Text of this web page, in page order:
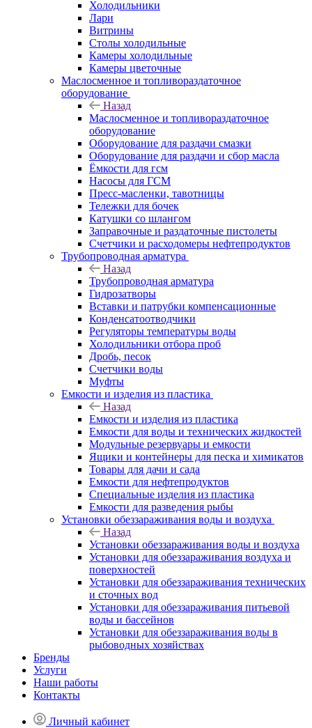
Холодильники
Лари
Витрины
Столы холодильные
Камеры холодильные
Камеры цветочные
Маслосменное и топливораздаточное
оборудование
Назад
Маслосменное и топливораздаточное
оборудование
Оборудование для раздачи смазки
Оборудование для раздачи и сбор масла
Ёмкости для гсм
Насосы для ГСМ
Пресс-масленки, тавотницы
Тележки для бочек
Катушки со шлангом
Заправочные и раздаточные пистолеты
Счетчики и расходомеры нефтепродуктов
Трубопроводная арматура
Назад
Трубопроводная арматура
Гидрозатворы
Вставки и патрубки компенсационные
Конденсатоотводчики
Регуляторы температуры воды
Холодильники отбора проб
Дробь, песок
Счетчики воды
Муфты
Емкости и изделия из пластика
Назад
Емкости и изделия из пластика
Емкости для воды и технических жидкостей
Модульные резервуары и емкости
Ящики и контейнеры для песка и химикатов
Товары для дачи и сада
Емкости для нефтепродуктов
Специальные изделия из пластика
Емкости для разведения рыбы
Установки обеззараживания воды и воздуха
Назад
Установки обеззараживания воды и воздуха
Установки для обеззараживания воздуха и
поверхностей
Установки для обеззараживания технических
и сточных вод
Установки для обеззараживания питьевой
воды и бассейнов
Установки для обеззараживания воды в
рыбоводных хозяйствах
Бренды
Услуги
Наши работы
Контакты
Личный кабинет